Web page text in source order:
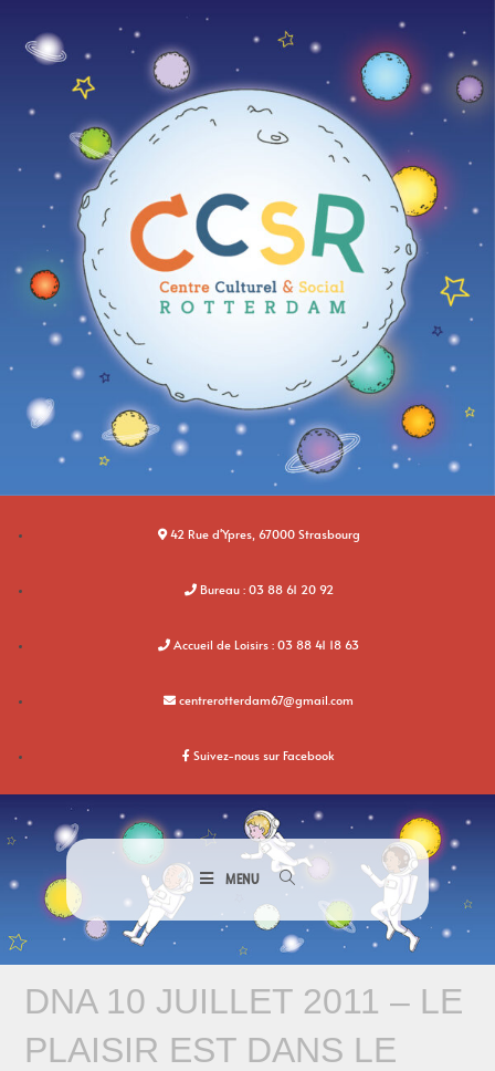
42 Rue d'Ypres, 67000 Strasbourg
Bureau : 03 88 61 20 92
Accueil de Loisirs : 03 88 41 18 63
centrerotterdam67@gmail.com
Suivez-nous sur Facebook
MENU
DNA 10 JUILLET 2011 – LE
PLAISIR EST DANS LE